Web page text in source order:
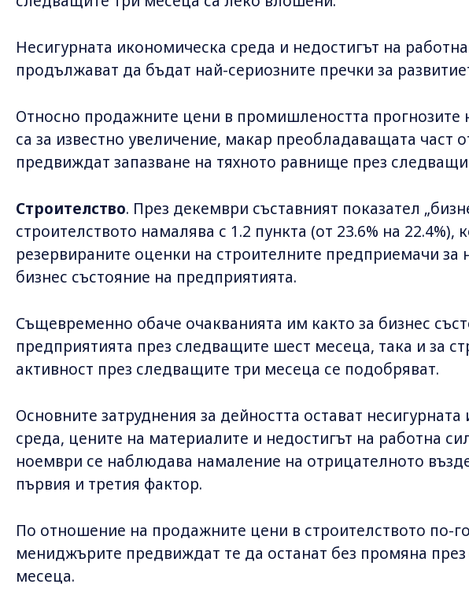
Несигурната икономическа среда и недостигът на
продължават да бъдат най-сериозните пречки за
Относно продажните цени в промишлеността
са за известно увеличение, макар преобладаващата част
предвиждат запазване на тяхното равнище през
Строителство. През декември съставният показател
строителството намалява с 1.2 пункта (от 23.6% на 22.4%),
резервираните оценки на строителните предприемачи за
бизнес състояние на предприятията.
Същевременно обаче очакванията им както за бизнес
предприятията през следващите шест месеца, така и за
активност през следващите три месеца се подобряват.
Основните затруднения за дейността остават
среда, цените на материалите и недостигът на работна
ноември се наблюдава намаление на отрицателното
първия и третия фактор.
По отношение на продажните цени в строителството по-
мениджърите предвиждат те да останат без промяна
месеца.